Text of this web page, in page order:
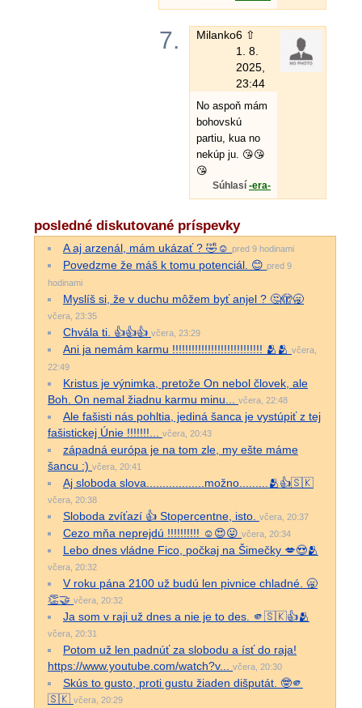
7. Milanko6 ⇧
1. 8.
2025,
23:44
No aspoň mám
bohovskú
partiu, kua no
nekúp ju. 😘😘
😘
Súhlasí -era-
posledné diskutované príspevky
A aj arzenál, mám ukázať ? 🤣☺️ pred 9 hodinami
Povedzme že máš k tomu potenciál. 😊 pred 9
hodinami
Myslíš si, že v duchu môžem byť anjel ? 🤔🫣🥱
včera, 23:35
Chvála ti. 👍👍👍 včera, 23:29
Ani ja nemám karmu !!!!!!!!!!!!!!!!!!!!!!!!!!!! 🫂🫂 včera,
22:49
Kristus je výnimka, pretože On nebol človek, ale
Boh. On nemal žiadnu karmu minu...
včera, 22:48
Ale fašisti nás pohltia, jediná šanca je vystúpiť z tej
fašistickej Únie !!!!!!!...
včera, 20:43
západná európa je na tom zle, my ešte máme
šancu :) včera, 20:41
Aj sloboda slova..................možno.........🫂👍🇸🇰
včera, 20:38
Sloboda zvíťazí 👍 Stopercentne, isto. včera, 20:37
Cezo mňa neprejdú !!!!!!!!!! ☺️😍😛 včera, 20:34
Lebo dnes vládne Fico, počkaj na Šimečky 💋😍🫂
včera, 20:32
V roku pána 2100 už budú len pivnice chladné. 🥱
👏🤝 včera, 20:32
Ja som v raji už dnes a nie je to des. 🫵🇸🇰👍🫂
včera, 20:31
Potom už len padnúť za slobodu a ísť do raja!
https://www.youtube.com/watch?v...
včera, 20:30
Skús to gusto, proti gustu žiaden dišputát. 🤓🫵
🇸🇰 včera, 20:29